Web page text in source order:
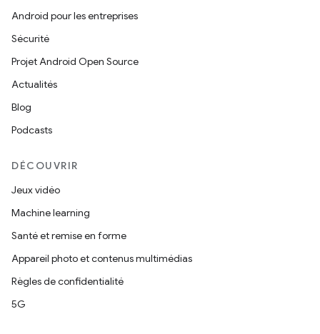
Android pour les entreprises
Sécurité
Projet Android Open Source
Actualités
Blog
Podcasts
DÉCOUVRIR
Jeux vidéo
Machine learning
Santé et remise en forme
Appareil photo et contenus multimédias
Règles de confidentialité
5G